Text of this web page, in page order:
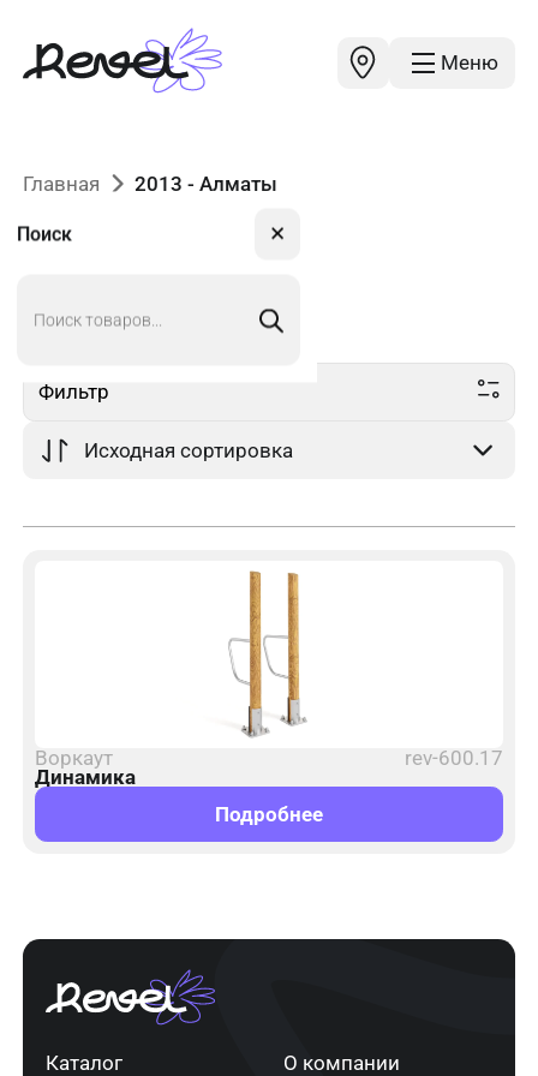
Меню
Поиск ✕
Главная 2013 - Алматы
2013в Алматы
Фильтр
Воркаут
rev-600.17
Динамика
Подробнее
Каталог О компании